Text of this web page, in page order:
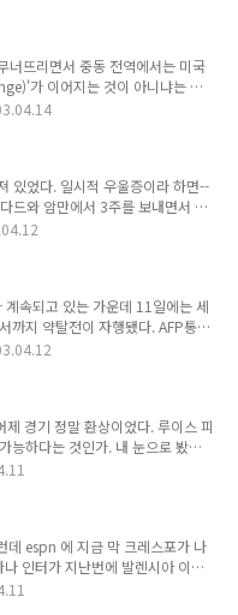
숱하게 되새
전같지 않아
있기는 했지
리말을 너무
존대말투가
너뜨리면서 중동 전역에서는 미국
가 이어지는 것이 아니냐는 불
령과 도널드 럼즈펠드 국방장관
통령은 13일 백악관에서 기자회
"시리아는 사담 후세인을 숨겨주
하겠다는 의도를 분명히 밝히지
"는 등 강도높은 압박성 발언을 내
아가 후세..
있었다. 일시적 우울증이라 하면--
드와 암만에서 3주를 보내면서 몸
다드에서 나는 하루에 한갑씩 담
과 BBC, 알자지라 방송을 봐
해야겠다. 여행기에서 언급했지
만나고 돌아설 때마다 "저 사람이
를 꽉꽉 조여왔다. 돌아온 뒤에도
사람들이 전..
속되고 있는 가운데 11일에는 세
까지 약탈전이 자행됐다. AFP통신
건물을 약탈하다가 바그다드 고
당한 것으로 알려졌다. 바그다드박
관으로 구성돼 있으며, 고대 오리
를 한눈에 볼 수 있는 세계적인 박
미군 폭격을 받을까봐 우려해왔
발에 짓밟힌 꼴이 됐다. 기원..
경기 정말 환상이었다. 루이스 피
능하다는 것인가. 내 눈으로 봤지
그 공이, 어떻게 확 꺾어지면서, 뚝
수 있다는 건 기술도 아니고 예
레알의 2번째 골도 멋있었다. 피구
. 어제 피구는 정말 펄펄 날았다.
으로 갈 때마다 얼마나 신이 나던
데 espn 에 지금 막 크레스포가 나
인터가 지난번에 발렌시아 이겼
르 감독도 귀엽당 아아--챔편스